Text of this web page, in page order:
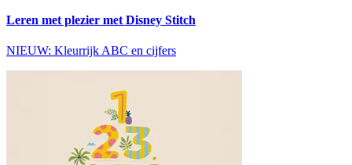
Leren met plezier met Disney Stitch
NIEUW: Kleurrijk ABC en cijfers